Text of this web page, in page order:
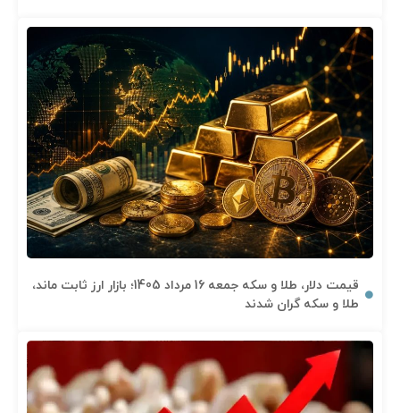
قیمت دلار، طلا و سکه جمعه 16 مرداد 1405؛ بازار ارز ثابت ماند،
طلا و سکه گران شدند